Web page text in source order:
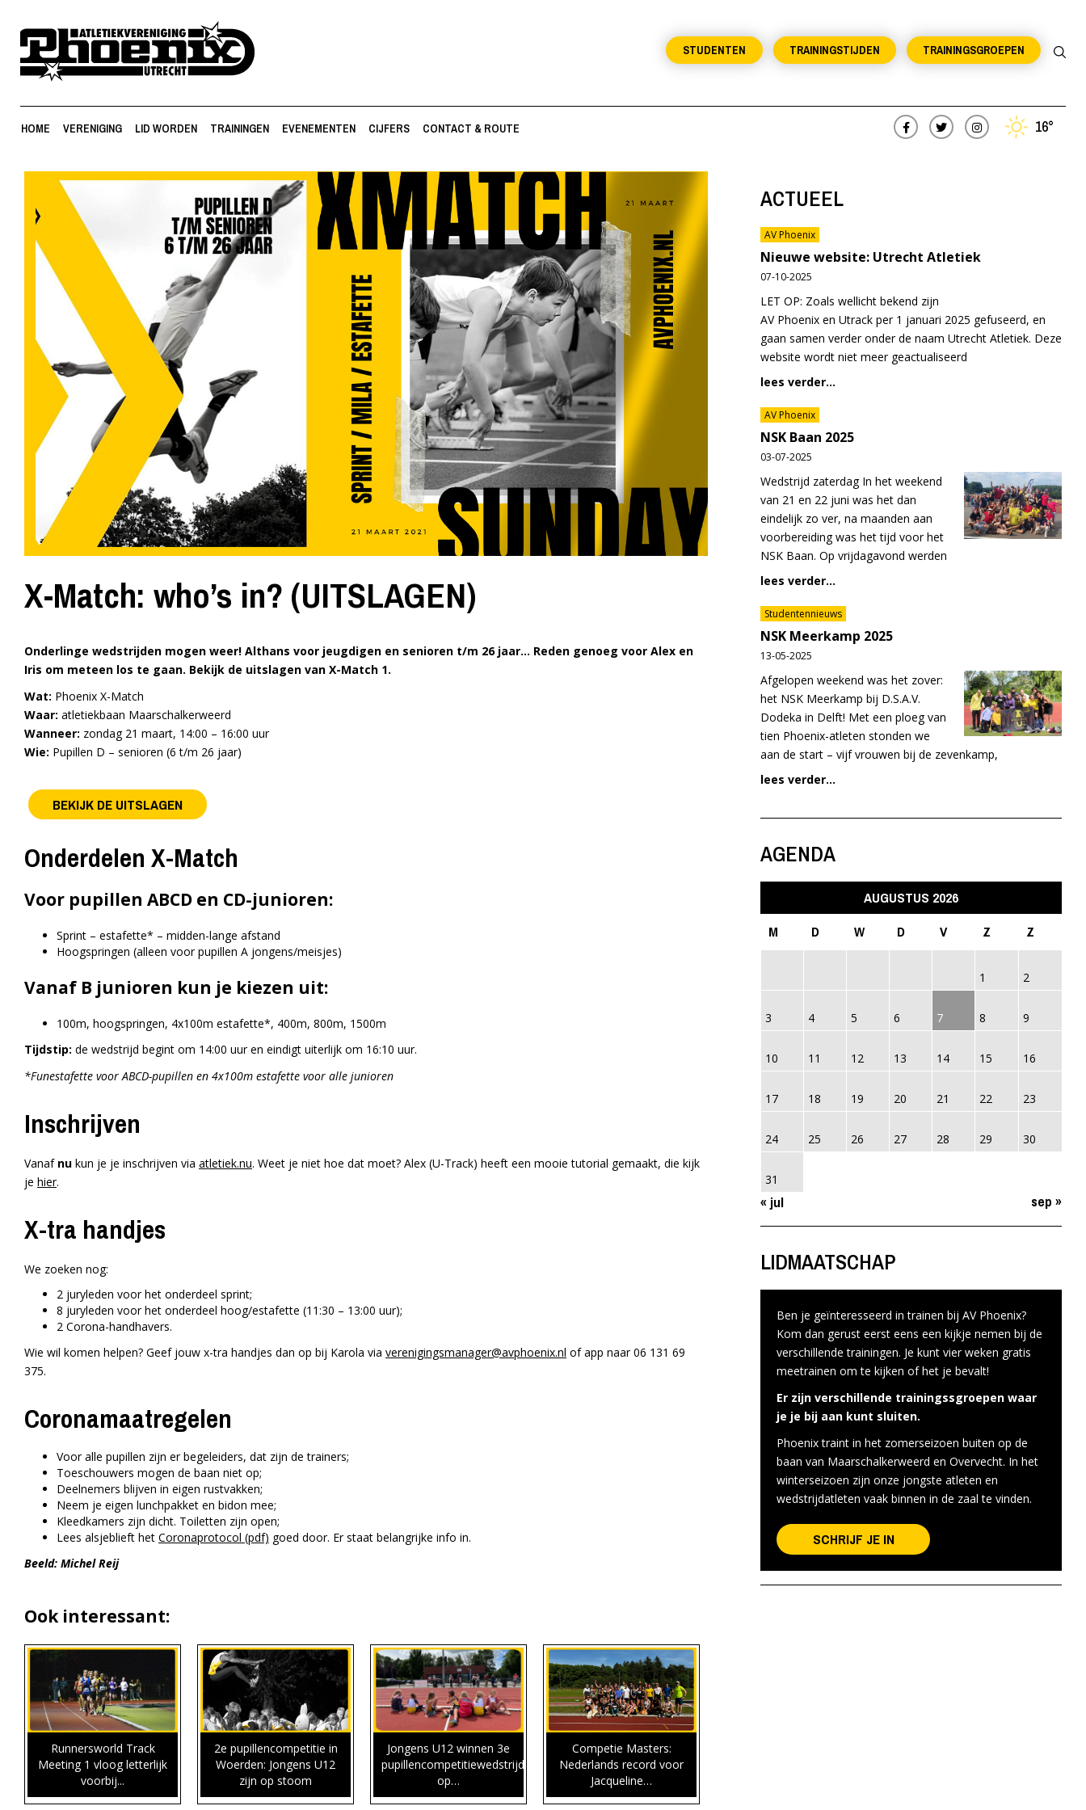
TRAININGSGROEPEN
TRAININGSTIJDEN
STUDENTEN
HOME VERENIGING LID WORDEN TRAININGEN EVENEMENTEN CIJFERS CONTACT & ROUTE 16°
X-Match: who’s in? (UITSLAGEN)
Onderlinge wedstrijden mogen weer! Althans voor jeugdigen en senioren t/m 26 jaar… Reden genoeg voor Alex en
Iris om meteen los te gaan. Bekijk de uitslagen van X-Match 1.
Wat: Phoenix X-Match
Waar: atletiekbaan Maarschalkerweerd
Wanneer: zondag 21 maart, 14:00 – 16:00 uur
Wie: Pupillen D – senioren (6 t/m 26 jaar)
BEKIJK DE UITSLAGEN
Onderdelen X-Match
Voor pupillen ABCD en CD-junioren:
Sprint – estafette* – midden-lange afstand
Hoogspringen (alleen voor pupillen A jongens/meisjes)
Vanaf B junioren kun je kiezen uit:
100m, hoogspringen, 4x100m estafette*, 400m, 800m, 1500m
Tijdstip: de wedstrijd begint om 14:00 uur en eindigt uiterlijk om 16:10 uur.
*Funestafette voor ABCD-pupillen en 4x100m estafette voor alle junioren
Inschrijven
Vanaf nu kun je je inschrijven via atletiek.nu. Weet je niet hoe dat moet? Alex (U-Track) heeft een mooie tutorial gemaakt, die kijk
je hier.
X-tra handjes
We zoeken nog:
2 juryleden voor het onderdeel sprint;
8 juryleden voor het onderdeel hoog/estafette (11:30 – 13:00 uur);
2 Corona-handhavers.
Wie wil komen helpen? Geef jouw x-tra handjes dan op bij Karola via verenigingsmanager@avphoenix.nl of app naar 06 131 69
375.
Coronamaatregelen
Voor alle pupillen zijn er begeleiders, dat zijn de trainers;
Toeschouwers mogen de baan niet op;
Deelnemers blijven in eigen rustvakken;
Neem je eigen lunchpakket en bidon mee;
Kleedkamers zijn dicht. Toiletten zijn open;
Lees alsjeblieft het Coronaprotocol (pdf) goed door. Er staat belangrijke info in.
Beeld: Michel Reij
Ook interessant:
Runnersworld Track
Meeting 1 vloog letterlijk
voorbij...
2e pupillencompetitie in
Woerden: Jongens U12
zijn op stoom
Jongens U12 winnen 3e
pupillencompetitiewedstrijd
op…
Competie Masters:
Nederlands record voor
Jacqueline…
ACTUEEL
AV Phoenix
Nieuwe website: Utrecht Atletiek
07-10-2025
LET OP: Zoals wellicht bekend zijn
AV Phoenix en Utrack per 1 januari 2025 gefuseerd, en
gaan samen verder onder de naam Utrecht Atletiek. Deze
website wordt niet meer geactualiseerd
lees verder...
AV Phoenix
NSK Baan 2025
03-07-2025
Wedstrijd zaterdag In het weekend
van 21 en 22 juni was het dan
eindelijk zo ver, na maanden aan
voorbereiding was het tijd voor het
NSK Baan. Op vrijdagavond werden
lees verder...
Studentennieuws
NSK Meerkamp 2025
13-05-2025
Afgelopen weekend was het zover:
het NSK Meerkamp bij D.S.A.V.
Dodeka in Delft! Met een ploeg van
tien Phoenix-atleten stonden we
aan de start – vijf vrouwen bij de zevenkamp,
lees verder...
AGENDA
AUGUSTUS 2026
M
D W D V Z Z
1 2
3 4 5 6 7 8 9
10 11 12 13 14 15 16
17 18 19 20 21 22 23
24 25 26 27 28 29 30
31
« jul sep »
LIDMAATSCHAP
Ben je geïnteresseerd in trainen bij AV Phoenix?
Kom dan gerust eerst eens een kijkje nemen bij de
verschillende trainingen. Je kunt vier weken gratis
meetrainen om te kijken of het je bevalt!
Er zijn verschillende trainingssgroepen waar
je je bij aan kunt sluiten.
Phoenix traint in het zomerseizoen buiten op de
baan van Maarschalkerweerd en Overvecht. In het
winterseizoen zijn onze jongste atleten en
wedstrijdatleten vaak binnen in de zaal te vinden.
SCHRIJF JE IN